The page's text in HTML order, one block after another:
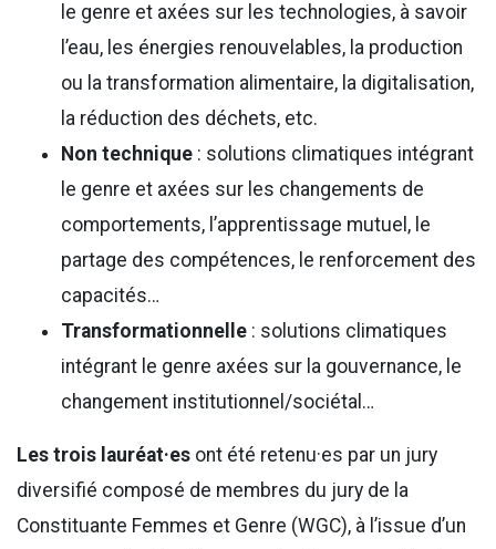
le genre et axées sur les technologies, à savoir
l’eau, les énergies renouvelables, la production
ou la transformation alimentaire, la digitalisation,
la réduction des déchets, etc.
Non technique : solutions climatiques intégrant
le genre et axées sur les changements de
comportements, l’apprentissage mutuel, le
partage des compétences, le renforcement des
capacités…
Transformationnelle : solutions climatiques
intégrant le genre axées sur la gouvernance, le
changement institutionnel/sociétal…
Les trois lauréat·es ont été retenu·es par un jury
diversifié composé de membres du jury de la
Constituante Femmes et Genre (WGC), à l’issue d’un